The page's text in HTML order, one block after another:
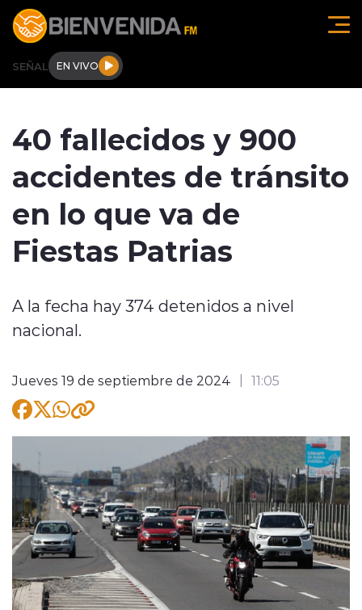
Click acá para ir directamente al contenido
SEÑAL EN VIVO
Tendencias
Deportes
modo claro
40 fallecidos y 900
accidentes de tránsito
en lo que va de
Fiestas Patrias
A la fecha hay 374 detenidos a nivel
nacional.
Jueves 19 de septiembre de 2024 11:05